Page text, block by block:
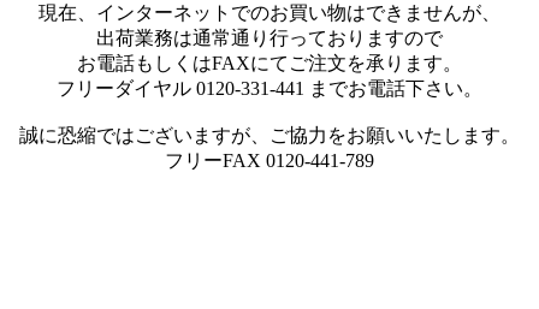
現在、インターネットでのお買い物はできませんが、
出荷業務は通常通り行っておりますので
お電話もしくはFAXにてご注文を承ります。
フリーダイヤル 0120-331-441 までお電話下さい。
誠に恐縮ではございますが、ご協力をお願いいたします。
フリーFAX 0120-441-789